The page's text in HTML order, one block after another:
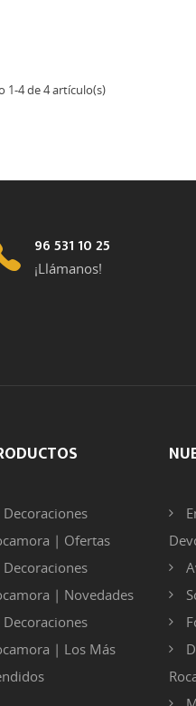
1-4 de 4 artículo(s)
96 531 10 25
¡Llámanos!
Decoraciones
| Ofertas
Decoraciones
| Novedades
Decoraciones
| Los Más